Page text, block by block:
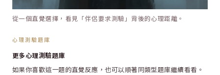
從一個直覺選擇，看見「伴侶要求測驗」背後的心理距離。
心理測驗題庫
更多心理測驗題庫
如果你喜歡這一題的直覺反應，也可以順著同類型題庫繼續看看。